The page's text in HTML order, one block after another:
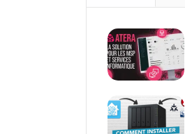
e
d
r
e
s
e